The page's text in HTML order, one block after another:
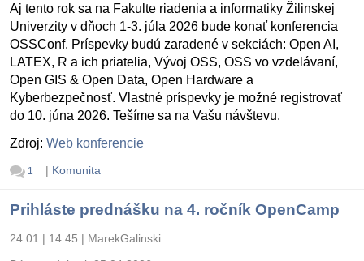
Aj tento rok sa na Fakulte riadenia a informatiky Žilinskej
Univerzity v dňoch 1-3. júla 2026 bude konať konferencia
OSSConf. Príspevky budú zaradené v sekciách: Open AI,
LATEX, R a ich priatelia, Vývoj OSS, OSS vo vzdelávaní,
Open GIS & Open Data, Open Hardware a
Kyberbezpečnosť. Vlastné príspevky je možné registrovať
do 10. júna 2026. Tešíme sa na Vašu návštevu.
Zdroj: Web konferencie
1 | Komunita
Prihláste prednášku na 4. ročník OpenCamp
24.01 | 14:45 | MarekGalinski